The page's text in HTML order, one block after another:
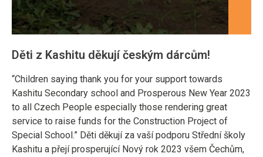
Děti z Kashitu děkují českým dárcům!
“Children saying thank you for your support towards
Kashitu Secondary school and Prosperous New Year 2023
to all Czech People especially those rendering great
service to raise funds for the Construction Project of
Special School.” Děti děkují za vaší podporu Střední školy
Kashitu a přejí prosperující Nový rok 2023 všem Čechům,